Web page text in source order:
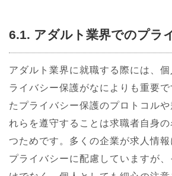
6.1. アダルト業界でのプラ
アダルト業界に就職する際には、
ライバシー保護がなによりも重要
たプライバシー保護のプロトコル
れらを遵守することは求職者自身
つためです。多くの企業が求人情
プライバシーに配慮していますが